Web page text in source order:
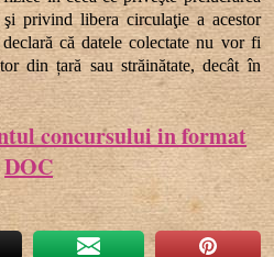
privind libera circulaţie a acestor
că datele colectate nu vor fi
din țară sau străinătate, decât în
concursului in format
DOC